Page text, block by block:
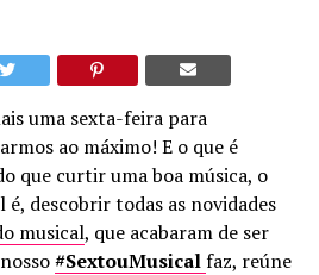
uma sexta-feira para
ao máximo! E o que é
que curtir uma boa música, o
descobrir todas as novidades
musical, que acabaram de ser
#SextouMusicalfaz, reúne